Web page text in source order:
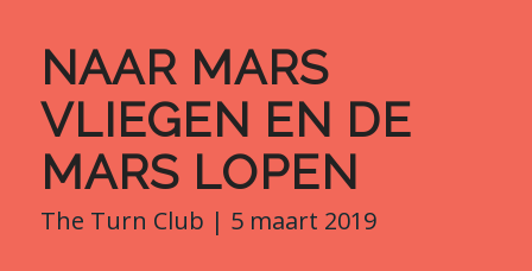
NAAR MARS
VLIEGEN EN DE
MARS LOPEN
The Turn Club | 5 maart 2019